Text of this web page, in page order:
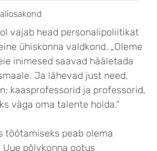
vajab head personalipoliitikat
ühiskonna valdkond. „Oleme
inimesed saavad hääletada
Ja lähevad just need,
kaasprofessorid ja professorid,
väga oma talente hoida.“
töötamiseks peab olema
põlvkonna ootus